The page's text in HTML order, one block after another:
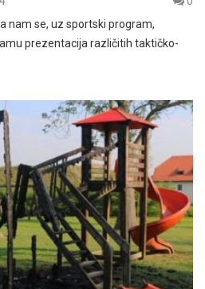
nam se, uz sportski program,
prezentacija različitih taktičko-